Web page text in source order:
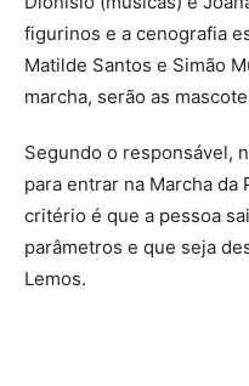
figurinos e a cenografia
Matilde Santos e Simão
marcha, serão as
Segundo o responsável,
para entrar na Marcha da
critério é que a pessoa
parâmetros e que seja
Lemos.